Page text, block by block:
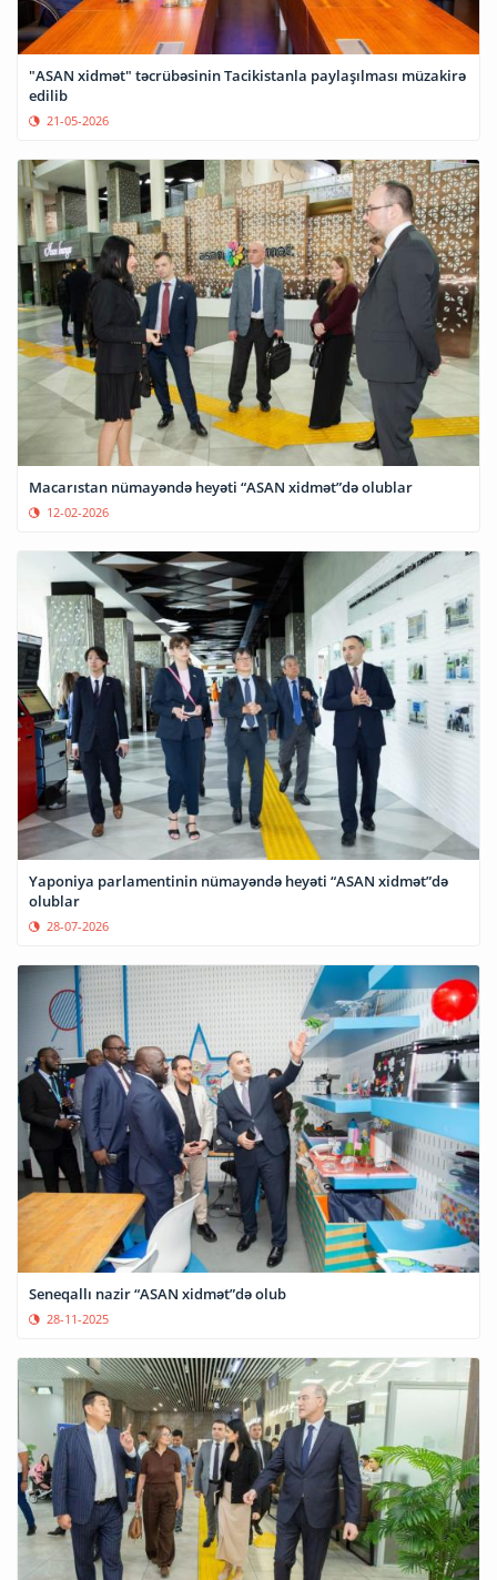
"ASAN xidmət" təcrübəsinin Tacikistanla paylaşılması müzakirə
edilib
21-05-2026
Macarıstan nümayəndə heyəti “ASAN xidmət”də olublar
12-02-2026
Yaponiya parlamentinin nümayəndə heyəti “ASAN xidmət”də
olublar
28-07-2026
Seneqallı nazir “ASAN xidmət”də olub
28-11-2025